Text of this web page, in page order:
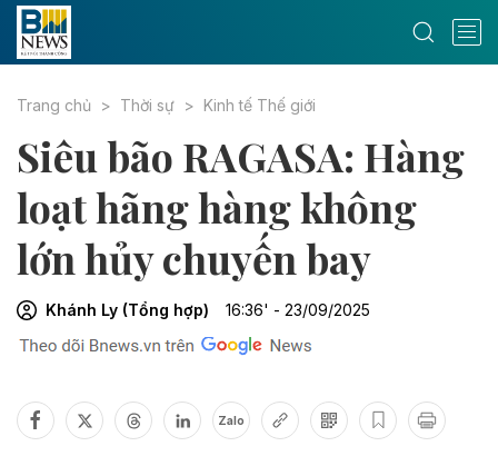
Trang chủ Thời sự Kinh tế Thế giới
Siêu bão RAGASA: Hàng
loạt hãng hàng không
lớn hủy chuyến bay
Khánh Ly (Tổng hợp) 16:36' - 23/09/2025
Zalo